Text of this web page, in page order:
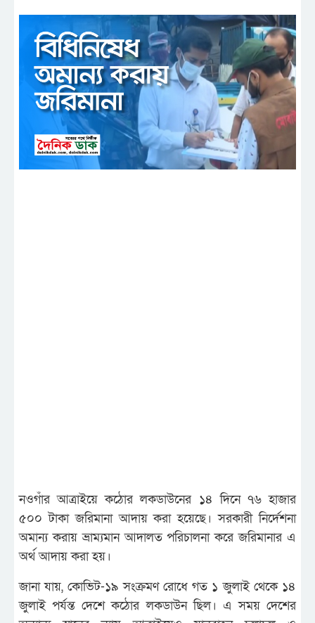
নওগাঁর আত্রাইয়ে কঠোর লকডাউনের ১৪ দিনে ৭৬ হাজার
৫০০ টাকা জরিমানা আদায় করা হয়েছে। সরকারী নির্দেশনা
অমান্য করায় ভ্রাম্যমান আদালত পরিচালনা করে জরিমানার এ
অর্থ আদায় করা হয়।
জানা যায়, কোভিট-১৯ সংক্রমণ রোধে গত ১ জুলাই থেকে ১৪
জুলাই পর্যন্ত দেশে কঠোর লকডাউন ছিল। এ সময় দেশের